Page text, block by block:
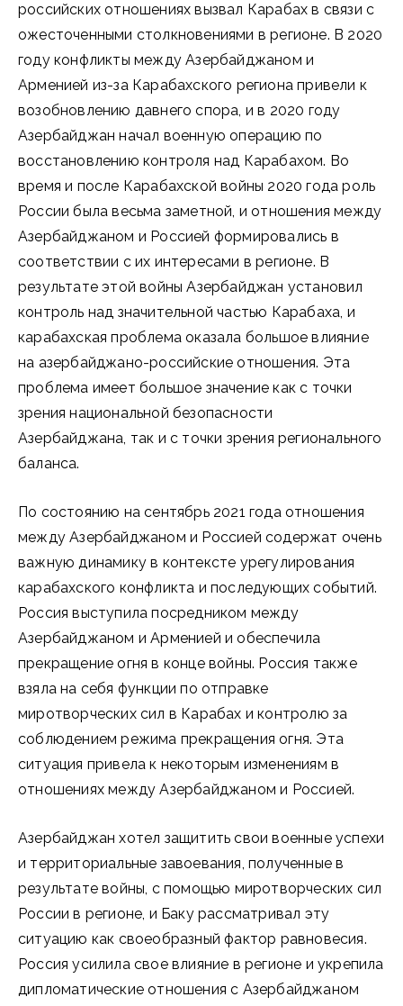
российских отношениях вызвал Карабах в связи с
ожесточенными столкновениями в регионе. В 2020
году конфликты между Азербайджаном и
Арменией из-за Карабахского региона привели к
возобновлению давнего спора, и в 2020 году
Азербайджан начал военную операцию по
восстановлению контроля над Карабахом. Во
время и после Карабахской войны 2020 года роль
России была весьма заметной, и отношения между
Азербайджаном и Россией формировались в
соответствии с их интересами в регионе. В
результате этой войны Азербайджан установил
контроль над значительной частью Карабаха, и
карабахская проблема оказала большое влияние
на азербайджано-российские отношения. Эта
проблема имеет большое значение как с точки
зрения национальной безопасности
Азербайджана, так и с точки зрения регионального
баланса.
По состоянию на сентябрь 2021 года отношения
между Азербайджаном и Россией содержат очень
важную динамику в контексте урегулирования
карабахского конфликта и последующих событий.
Россия выступила посредником между
Азербайджаном и Арменией и обеспечила
прекращение огня в конце войны. Россия также
взяла на себя функции по отправке
миротворческих сил в Карабах и контролю за
соблюдением режима прекращения огня. Эта
ситуация привела к некоторым изменениям в
отношениях между Азербайджаном и Россией.
Азербайджан хотел защитить свои военные успехи
и территориальные завоевания, полученные в
результате войны, с помощью миротворческих сил
России в регионе, и Баку рассматривал эту
ситуацию как своеобразный фактор равновесия.
Россия усилила свое влияние в регионе и укрепила
дипломатические отношения с Азербайджаном